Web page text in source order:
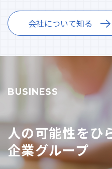
会社について知る
BUSINESS
人の可能性をひ
企業グループ